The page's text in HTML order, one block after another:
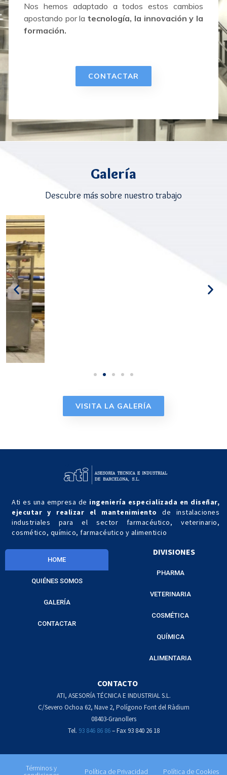
Nos hemos adaptado a todos estos cambios
apostando por latecnología, la innovación y la
formación.
CONTACTAR
Galería
Descubre más sobre nuestro trabajo
VISITA LA GALERÍA
Ati es una empresa de ingeniería especializada en diseñar,
ejecutar y realizar el mantenimiento de instalaciones
industriales para el sector farmacéutico, veterinario,
cosmético, químico, farmacéutico y alimenticio
HOME
QUIÉNES SOMOS
GALERÍA
CONTACTAR
DIVISIONES
PHARMA
VETERINARIA
COSMÉTICA
QUÍMICA
ALIMENTARIA
CONTACTO
ATI, ASESORÍA TÉCNICA E INDUSTRIAL S.L.
C/Severo Ochoa 62, Nave 2, Polígono Font del Ràdium
08403-Granollers
Tel. 93 846 86 86– Fax 93 840 26 18
Términos y Política de Privacidad Política de Cookies